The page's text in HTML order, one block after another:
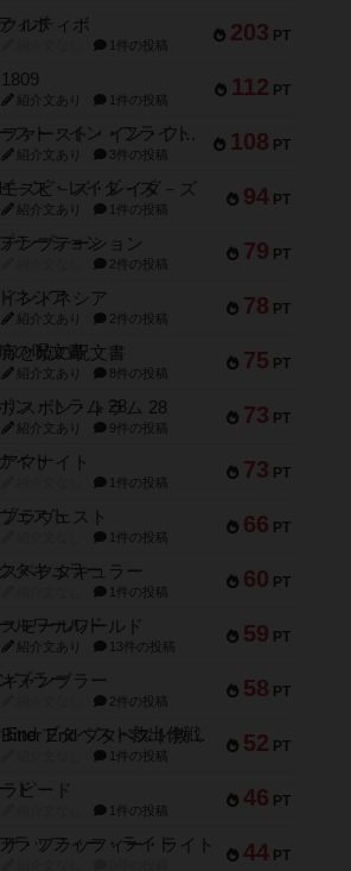
203 PT
クルティボ
1件の投稿
112 PT
1809
紹介文あり 1件の投稿
108 PT
ファースト・イン・フライト
紹介文あり 3件の投稿
94 PT
モズビ－ズ・レイダ－ズ
紹介文あり 1件の投稿
79 PT
テンプテーション
2件の投稿
78 PT
インドネシア
紹介文あり 2件の投稿
75 PT
宵と暁の呪文書
紹介文あり 8件の投稿
73 PT
リスボン・トラム 28
紹介文あり 9件の投稿
73 PT
アマナイト
1件の投稿
66 PT
ブラヴェスト
1件の投稿
60 PT
スペクタキュラー
1件の投稿
59 PT
スモールワールド
紹介文あり 13件の投稿
58 PT
ギャンブラー
2件の投稿
52 PT
Bitter End ブタペスト救出作戦
1件の投稿
46 PT
ラピード
1件の投稿
44 PT
ザ・フラッフィー・ライト